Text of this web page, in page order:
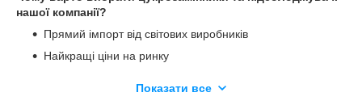
нашої компанії?
Прямий імпорт від світових виробників
Найкращі ціни на ринку
Показати все